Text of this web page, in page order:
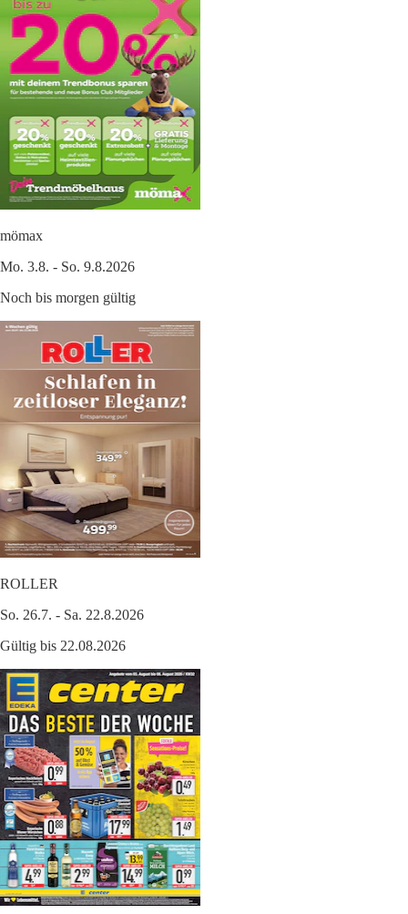
mömax
Mo. 3.8. - So. 9.8.2026
Noch bis morgen gültig
ROLLER
So. 26.7. - Sa. 22.8.2026
Gültig bis 22.08.2026